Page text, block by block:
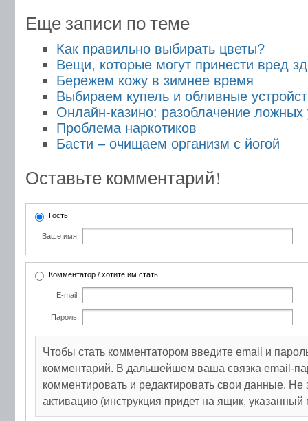
Еще записи по теме
Как правильно выбирать цветы?
Вещи, которые могут принести вред
Бережем кожу в зимнее время
Выбираем купель и обливные
Онлайн-казино: разоблачение ложных
Проблема наркотиков
Басти – очищаем организм с йогой
Оставьте комментарий!
Гость
Ваше имя:
Комментатор / хотите им стать
E-mail:
Пароль:
Чтобы стать комментатором введите email и
комментарий. В дальшейшем ваша связка email-
комментировать и редактировать свои данные. Не
активацию (инструкция придет на ящик, указанный